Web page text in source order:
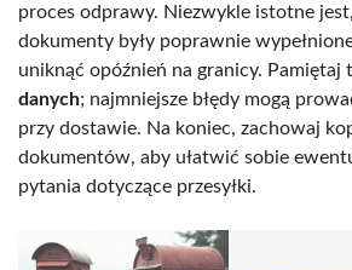
proces odprawy. Niezwykle istotne
dokumenty były poprawnie
uniknąć opóźnień na granicy. Pamiętaj
danych; najmniejsze błędy mogą
przy dostawie. Na koniec, zachowaj
dokumentów, aby ułatwić sobie
pytania dotyczące przesyłki.